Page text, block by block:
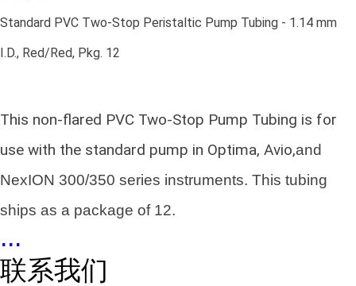
Standard PVC Two-Stop Peristaltic Pump Tubing - 1.14 mm
I.D., Red/Red, Pkg. 12
This non-flared PVC Two-Stop Pump Tubing is for
use with the standard pump in Optima, Avio,and
NexION 300/350 series instruments. This tubing
ships as a package of 12.
...
联系我们